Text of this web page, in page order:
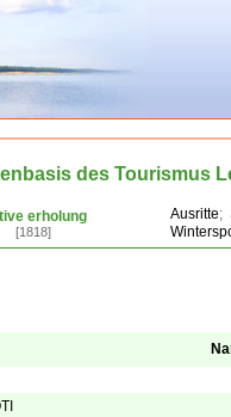
des Tourismus
erholung
[1818]
Ausritte;